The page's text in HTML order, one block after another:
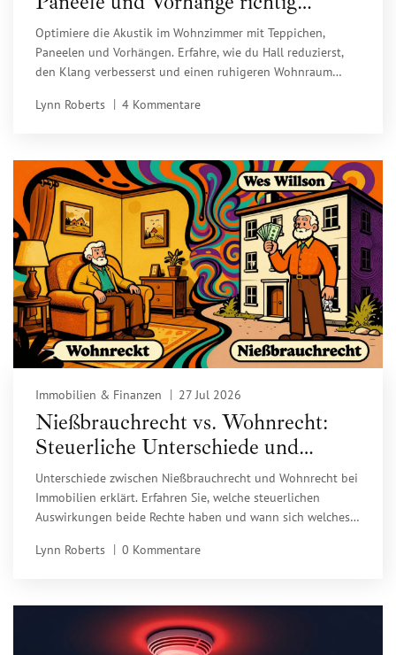
einsetzen
Optimiere die Akustik im Wohnzimmer mit Teppichen,
Paneelen und Vorhängen. Erfahre, wie du Hall reduzierst,
den Klang verbesserst und einen ruhigeren Wohnraum
Lynn Roberts
4 Kommentare
Immobilien & Finanzen 27 Jul 2026
Nießbrauchrecht vs. Wohnrecht:
Steuerliche Unterschiede und
Praxis-Tipps
Unterschiede zwischen Nießbrauchrecht und Wohnrecht bei
Immobilien erklärt. Erfahren Sie, welche steuerlichen
Auswirkungen beide Rechte haben und wann sich welches
Lynn Roberts
0 Kommentare